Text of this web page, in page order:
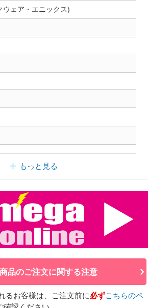
ウェア・エニックス)
もっと見る
品のご注文に関する注意
るお客様は、ご注文前に必ずこちらのペ